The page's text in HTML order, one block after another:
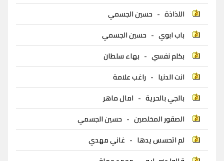
اللذاذة - حسين الجسمي
باب ابوي - حسين الجسمي
بكلم نفسي - بهاء سلطان
انت الدنيا - راغب علامة
بالجي بالحرية - امال ماهر
الصقور المخلصين - حسين الجسمي
لم اتحسس يدها - غاني مهدي